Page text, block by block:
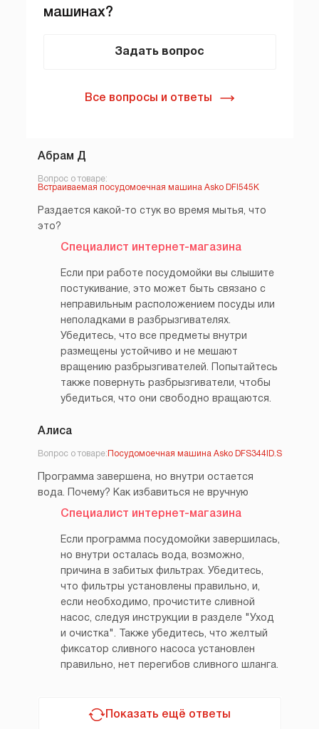
Абрам Д
Вопрос о товаре:
Встраиваемая посудомоечная машина Asko DFI545K
Раздается какой-то стук во время мытья, что
это?
Специалист интернет-магазина
Если при работе посудомойки вы слышите
постукивание, это может быть связано с
неправильным расположением посуды или
неполадками в разбрызгивателях.
Убедитесь, что все предметы внутри
размещены устойчиво и не мешают
вращению разбрызгивателей. Попытайтесь
также повернуть разбрызгиватели, чтобы
убедиться, что они свободно вращаются.
Алиса
Вопрос о товаре: Посудомоечная машина Asko DFS344ID.S
Программа завершена, но внутри остается
вода. Почему? Как избавиться не вручную
Специалист интернет-магазина
Если программа посудомойки завершилась,
но внутри осталась вода, возможно,
причина в забитых фильтрах. Убедитесь,
что фильтры установлены правильно, и,
если необходимо, прочистите сливной
насос, следуя инструкции в разделе "Уход
и очистка". Также убедитесь, что желтый
фиксатор сливного насоса установлен
правильно, нет перегибов сливного шланга.
Показать ещё ответы
машинах?
Задать вопрос
Все вопросы и ответы